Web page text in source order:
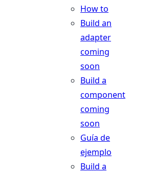
How to
Build an
adapter
coming
soon
Build a
component
coming
soon
Guía de
ejemplo
Build a